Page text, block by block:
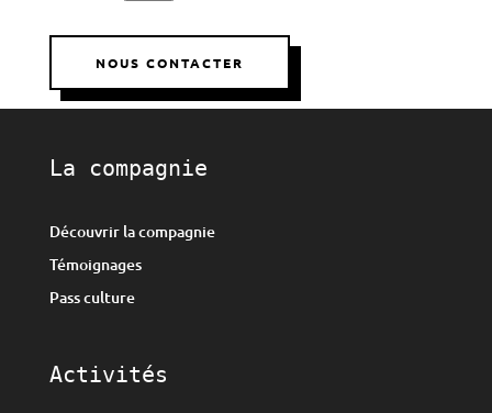
NOUS CONTACTER
La compagnie
Découvrir la compagnie
Témoignages
Pass culture
Activités